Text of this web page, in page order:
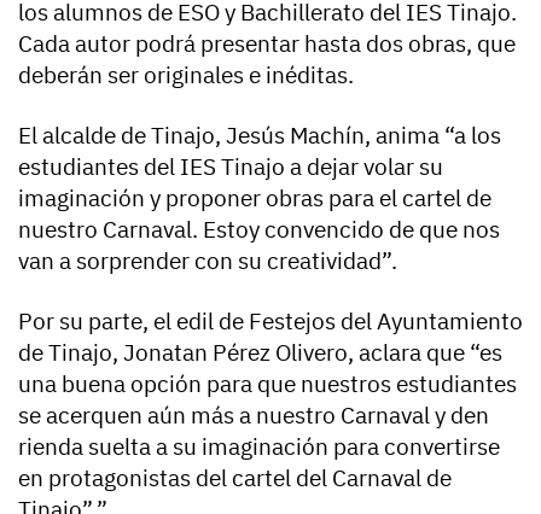
los alumnos de ESO y Bachillerato del IES Tinajo.
Cada autor podrá presentar hasta dos obras, que
deberán ser originales e inéditas.
El alcalde de Tinajo, Jesús Machín, anima “a los
estudiantes del IES Tinajo a dejar volar su
imaginación y proponer obras para el cartel de
nuestro Carnaval. Estoy convencido de que nos
van a sorprender con su creatividad”.
Por su parte, el edil de Festejos del Ayuntamiento
de Tinajo, Jonatan Pérez Olivero, aclara que “es
una buena opción para que nuestros estudiantes
se acerquen aún más a nuestro Carnaval y den
rienda suelta a su imaginación para convertirse
en protagonistas del cartel del Carnaval de